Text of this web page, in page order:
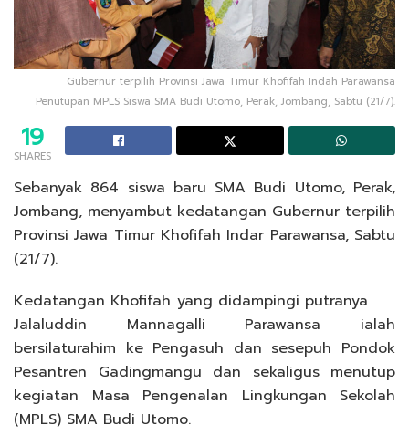
Gubernur terpilih Provinsi Jawa Timur Khofifah Indah Parawansa
Penutupan MPLS Siswa SMA Budi Utomo, Perak, Jombang, Sabtu (21/7).
19
SHARES
Sebanyak 864 siswa baru SMA Budi Utomo, Perak,
Jombang, menyambut kedatangan Gubernur terpilih
Provinsi Jawa Timur Khofifah Indar Parawansa, Sabtu
(21/7).
Kedatangan Khofifah yang didampingi putranya
Jalaluddin Mannagalli Parawansa ialah
bersilaturahim ke Pengasuh dan sesepuh Pondok
Pesantren Gadingmangu dan sekaligus menutup
kegiatan Masa Pengenalan Lingkungan Sekolah
(MPLS) SMA Budi Utomo.